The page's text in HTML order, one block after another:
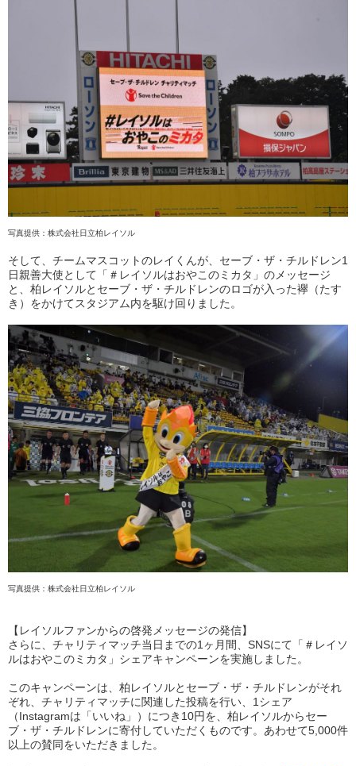
写真提供：株式会社日立柏レイソル
そして、チームマスコットのレイくんが、セーブ・ザ・チルドレン1
日親善大使として「＃レイソルはおやこのミカタ」のメッセージ
と、柏レイソルとセーブ・ザ・チルドレンのロゴが入った襷（たす
き）をかけてスタジアム内を駆け回りました。
写真提供：株式会社日立柏レイソル
【レイソルファンからの啓発メッセージの発信】
さらに、チャリティマッチ当日までの1ヶ月間、SNSにて「＃レイソ
ルはおやこのミカタ」シェアキャンペーンを実施しました。
このキャンペーンは、柏レイソルとセーブ・ザ・チルドレンがそれ
ぞれ、チャリティマッチに関連した投稿を行い、1シェア
（Instagramは「いいね」）につき10円を、柏レイソルからセー
ブ・ザ・チルドレンに寄付していただくものです。あわせて5,000件
以上の賛同をいただきました。